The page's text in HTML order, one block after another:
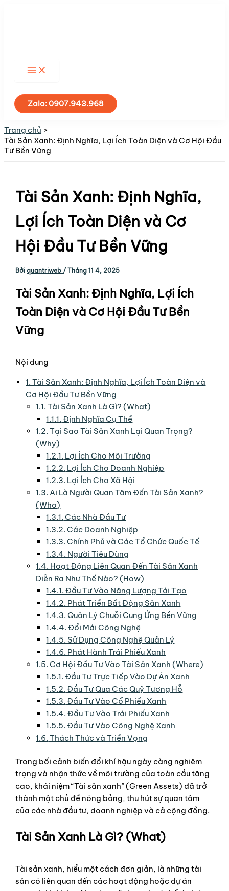
kiếmZalo: 0907.943.968
Trang chủ
Tài Sản Xanh: Định Nghĩa, Lợi Ích Toàn Diện và Cơ Hội Đầu
Tư Bền Vững
Tài Sản Xanh: Định Nghĩa,
Lợi Ích Toàn Diện và Cơ
Hội Đầu Tư Bền Vững
Bởiquantriweb /Tháng 11 4, 2025
Tài Sản Xanh: Định Nghĩa, Lợi Ích
Toàn Diện và Cơ Hội Đầu Tư Bền
Vững
Nội dung
1. Tài Sản Xanh: Định Nghĩa, Lợi Ích Toàn Diện và
Cơ Hội Đầu Tư Bền Vững
1.1. Tài Sản Xanh Là Gì? (What)
1.1.1. Định Nghĩa Cụ Thể
1.2. Tại Sao Tài Sản Xanh Lại Quan Trọng?
(Why)
1.2.1. Lợi Ích Cho Môi Trường
1.2.2. Lợi Ích Cho Doanh Nghiệp
1.2.3. Lợi Ích Cho Xã Hội
1.3. Ai Là Người Quan Tâm Đến Tài Sản Xanh?
(Who)
1.3.1. Các Nhà Đầu Tư
1.3.2. Các Doanh Nghiệp
1.3.3. Chính Phủ và Các Tổ Chức Quốc Tế
1.3.4. Người Tiêu Dùng
1.4. Hoạt Động Liên Quan Đến Tài Sản Xanh
Diễn Ra Như Thế Nào? (How)
1.4.1. Đầu Tư Vào Năng Lượng Tái Tạo
1.4.2. Phát Triển Bất Động Sản Xanh
1.4.3. Quản Lý Chuỗi Cung Ứng Bền Vững
1.4.4. Đổi Mới Công Nghệ
1.4.5. Sử Dụng Công Nghệ Quản Lý
1.4.6. Phát Hành Trái Phiếu Xanh
1.5. Cơ Hội Đầu Tư Vào Tài Sản Xanh (Where)
1.5.1. Đầu Tư Trực Tiếp Vào Dự Án Xanh
1.5.2. Đầu Tư Qua Các Quỹ Tương Hỗ
1.5.3. Đầu Tư Vào Cổ Phiếu Xanh
1.5.4. Đầu Tư Vào Trái Phiếu Xanh
1.5.5. Đầu Tư Vào Công Nghệ Xanh
1.6. Thách Thức và Triển Vọng
Trong bối cảnh biến đổi khí hậu ngày càng nghiêm
trọng và nhận thức về môi trường của toàn cầu tăng
cao, khái niệm “Tài sản xanh” (Green Assets) đã trở
thành một chủ đề nóng bỏng, thu hút sự quan tâm
của các nhà đầu tư, doanh nghiệp và cả cộng đồng.
Tài Sản Xanh Là Gì? (What)
Tài sản xanh, hiểu một cách đơn giản, là những tài
sản có liên quan đến các hoạt động hoặc dự án